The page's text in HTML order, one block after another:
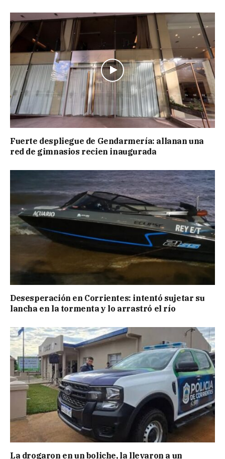
Fuerte despliegue de Gendarmería: allanan una
red de gimnasios recien inaugurada
Desesperación en Corrientes: intentó sujetar su
lancha en la tormenta y lo arrastró el río
La drogaron en un boliche, la llevaron a un